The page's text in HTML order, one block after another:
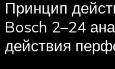
Принцип
Bosch 2–24
действия